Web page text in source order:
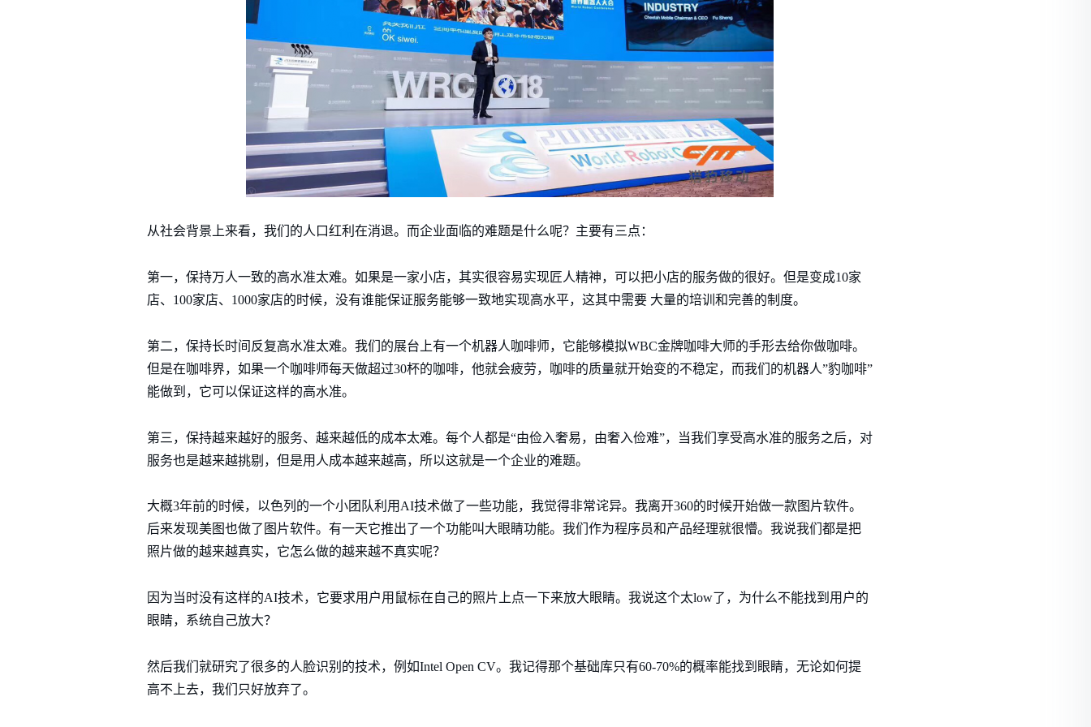
从社会背景上来看，我们的人口红利在消退。而企业面临的难题是什么呢？主要有三点：
第一，保持万人一致的高水准太难。如果是一家小店，其实很容易实现匠人精神，可以把小店的服务做的很好。但是变成10家
店、100家店、1000家店的时候，没有谁能保证服务能够一致地实现高水平，这其中需要 大量的培训和完善的制度。
第二，保持长时间反复高水准太难。我们的展台上有一个机器人咖啡师，它能够模拟WBC金牌咖啡大师的手形去给你做咖啡。
但是在咖啡界，如果一个咖啡师每天做超过30杯的咖啡，他就会疲劳，咖啡的质量就开始变的不稳定，而我们的机器人”豹咖啡”
能做到，它可以保证这样的高水准。
第三，保持越来越好的服务、越来越低的成本太难。每个人都是“由俭入奢易，由奢入俭难”，当我们享受高水准的服务之后，对
服务也是越来越挑剔，但是用人成本越来越高，所以这就是一个企业的难题。
大概3年前的时候，以色列的一个小团队利用AI技术做了一些功能，我觉得非常诧异。我离开360的时候开始做一款图片软件。
后来发现美图也做了图片软件。有一天它推出了一个功能叫大眼睛功能。我们作为程序员和产品经理就很懵。我说我们都是把
照片做的越来越真实，它怎么做的越来越不真实呢？
因为当时没有这样的AI技术，它要求用户用鼠标在自己的照片上点一下来放大眼睛。我说这个太low了，为什么不能找到用户的
眼睛，系统自己放大？
然后我们就研究了很多的人脸识别的技术，例如Intel Open CV。我记得那个基础库只有60-70%的概率能找到眼睛，无论如何提
高不上去，我们只好放弃了。